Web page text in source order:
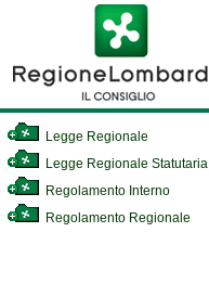
Legge Regionale
Legge Regionale Statutaria
Regolamento Interno
Regolamento Regionale